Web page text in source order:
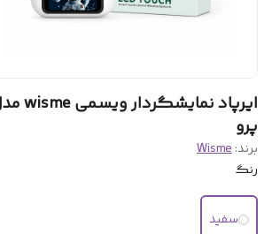
پرو
برند:Wisme
رنگ
سفید